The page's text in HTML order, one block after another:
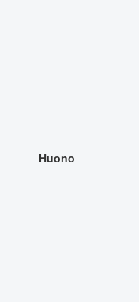
Huono